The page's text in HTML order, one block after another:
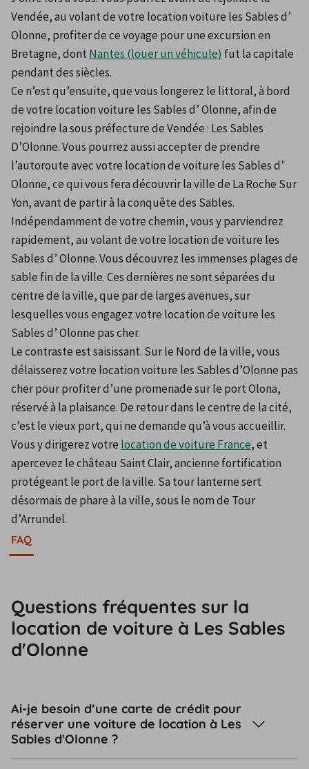
Vendée, au volant de votre location voiture les Sables d’
Olonne, profiter de ce voyage pour une excursion en
Bretagne, dont Nantes (louer un véhicule) fut la capitale
pendant des siècles.
Ce n’est qu’ensuite, que vous longerez le littoral, à bord
de votre location voiture les Sables d’ Olonne, afin de
rejoindre la sous préfecture de Vendée : Les Sables
D’Olonne. Vous pourrez aussi accepter de prendre
l’autoroute avec votre location de voiture les Sables d’
Olonne, ce qui vous fera découvrir la ville de La Roche Sur
Yon, avant de partir à la conquête des Sables.
Indépendamment de votre chemin, vous y parviendrez
rapidement, au volant de votre location de voiture les
Sables d’ Olonne. Vous découvrez les immenses plages de
sable fin de la ville. Ces dernières ne sont séparées du
centre de la ville, que par de larges avenues, sur
lesquelles vous engagez votre location de voiture les
Sables d’ Olonne pas cher.
Le contraste est saisissant. Sur le Nord de la ville, vous
délaisserez votre location voiture les Sables d’Olonne pas
cher pour profiter d’une promenade sur le port Olona,
réservé à la plaisance. De retour dans le centre de la cité,
c’est le vieux port, qui ne demande qu’à vous accueillir.
Vous y dirigerez votre location de voiture France, et
apercevez le château Saint Clair, ancienne fortification
protégeant le port de la ville. Sa tour lanterne sert
désormais de phare à la ville, sous le nom de Tour
d’Arrundel.
FAQ
Questions fréquentes sur la
location de voiture à Les Sables
d'Olonne
Ai-je besoin d’une carte de crédit pour
réserver une voiture de location à Les
Sables d'Olonne ?